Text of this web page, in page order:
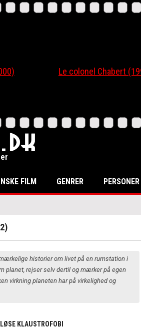
Le colonel Chabert (1994)
FILM GENRER PERSONER
historier om livet på en rumstation i
planet, rejser selv dertil og mærker på egen
virkning planeten har på virkelighed og
KLAUSTROFOBI